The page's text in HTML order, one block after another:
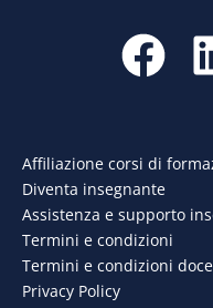
F
a
e
b
o
Affiliazione corsi di
Diventa insegnante
Assistenza e supporto
Termini e condizioni
Termini e condizioni
Privacy Policy